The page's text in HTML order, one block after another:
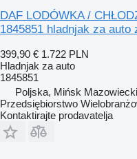
DAF LODÓWKA /
1845851 hladnjak za auto
399,90 € 1.722 PLN
Hladnjak za auto
1845851
Poljska, Mińsk Mazowiecki
Przedsiębiorstwo
Kontaktirajte prodavatelja